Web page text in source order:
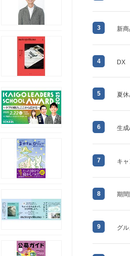
3 新商
4 DX
5 夏
6 生成
7 キ
8 期間
9 グル